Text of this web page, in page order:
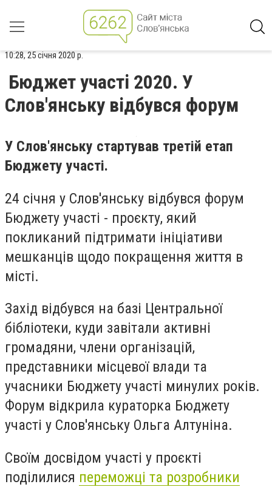
10:28, 25 січня 2020 р.
Бюджет участі 2020. У
Слов'янську відбувся форум
У Слов'янську стартував третій етап
Бюджету участі.
24 січня у Слов'янську відбувся форум
Бюджету участі - проєкту, який
покликаний підтримати ініціативи
мешканців щодо покращення життя в
місті.
Захід відбувся на базі Центральної
бібліотеки, куди завітали активні
громадяни, члени організацій,
представники місцевої влади та
учасники Бюджету участі минулих років.
Форум відкрила кураторка Бюджету
участі у Слов'янську Ольга Алтуніна.
Своїм досвідом участі у проєкті
поділилися переможці та розробники